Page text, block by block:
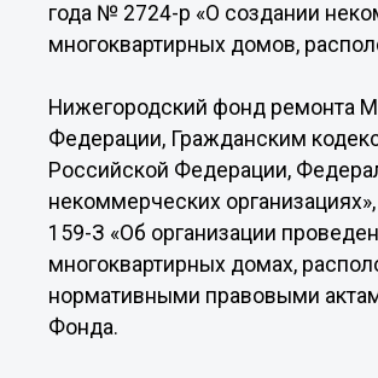
года № 2724-р «О создании
многоквартирных домов,
Нижегородский фонд ремонта
Федерации, Гражданским
Российской Федерации,
некоммерческих
159-З «Об организации
многоквартирных домах,
нормативными правовыми
Фонда.